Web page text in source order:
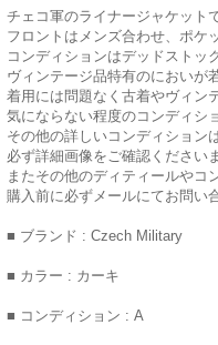
チェコ軍のライナージャケット
フロントはメンズ合わせ、ポケ
コンディションはデッドストッ
ヴィンテージ品特有のにおいが
着用には問題なく古着やヴィン
気にならない程度のコンディシ
その他の詳しいコンディション
必ず詳細画像をご確認ください
またその他のディティールやコ
購入前に必ずメールにてお問い
■ ブランド : Czech Military
■ カラー : カーキ
■ コンディション : A